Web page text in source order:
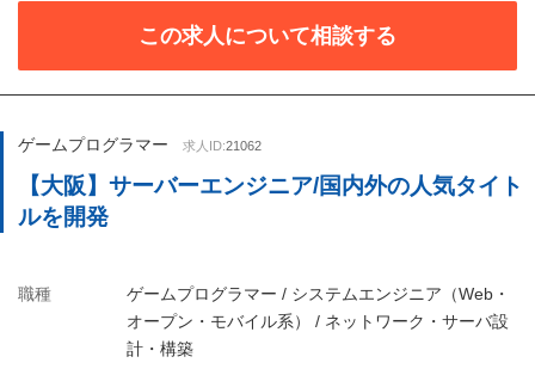
この求人について相談する
ゲームプログラマー 求人ID:21062
【大阪】サーバーエンジニア/国内外の人気タイト
ルを開発
職種
ゲームプログラマー / システムエンジニア（Web・
オープン・モバイル系） / ネットワーク・サーバ設
計・構築